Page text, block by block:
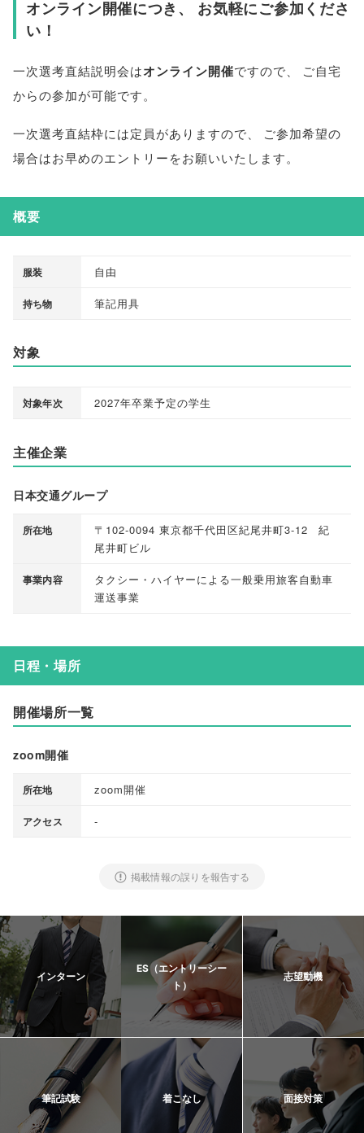
オンライン開催につき 、
お気軽にご参加くださ
い！
一次選考直結説明会はオンライン開催ですので
ご自宅
からの参加が可能です。
一次選考直結枠には定員がありますので
ご参加希望の
場合はお早めのエントリーをお願いいたします。
概要
服装 自由
持ち物 筆記用具
対象
対象年次 2027年卒業予定の学生
主催企業
日本交通グループ
所在地
〒102-0094 東京都千代田区紀尾井町3-12 紀
尾井町ビル
事業内容
タクシー・ハイヤーによる一般乗用旅客自動車
運送事業
日程・場所
開催場所一覧
zoom開催
所在地 zoom開催
アクセス -
掲載情報の誤りを報告する
インターン
ES（エントリーシー
ト）
志望動機
筆記試験 着こなし 面接対策